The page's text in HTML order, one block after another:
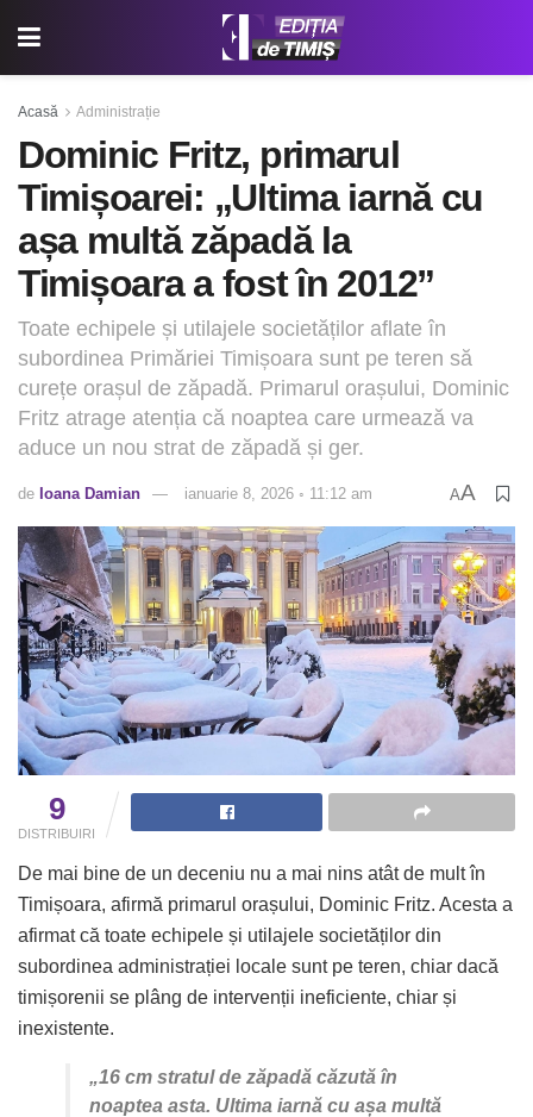
Acasă Administrație
Dominic Fritz, primarul
Timișoarei: „Ultima iarnă cu
așa multă zăpadă la
Timișoara a fost în 2012”
Toate echipele și utilajele societăților aflate în
subordinea Primăriei Timișoara sunt pe teren să
curețe orașul de zăpadă. Primarul orașului, Dominic
Fritz atrage atenția că noaptea care urmează va
aduce un nou strat de zăpadă și ger.
de Ioana Damian ianuarie 8, 2026 ◦ 11:12 am AA
9
DISTRIBUIRI
De mai bine de un deceniu nu a mai nins atât de mult în
Timișoara, afirmă primarul orașului, Dominic Fritz. Acesta a
afirmat că toate echipele și utilajele societăților din
subordinea administrației locale sunt pe teren, chiar dacă
timișorenii se plâng de intervenții ineficiente, chiar și
inexistente.
„16 cm stratul de zăpadă căzută în
noaptea asta. Ultima iarnă cu așa multă